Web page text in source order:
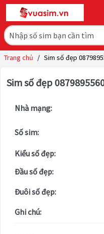
Trang chủ / Sim số đẹp
Sim số đẹp
Nhà mạng:
Số sim:
Kiểu số đẹp:
Đầu số đẹp:
Đuôi số đẹp:
Ghi chú: